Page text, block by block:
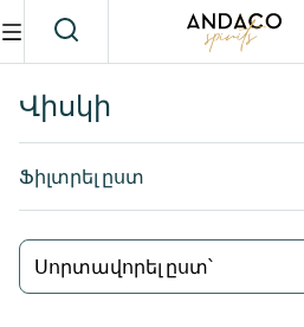
Վիսկի
Ֆիլտրել ըստ
Սորտավորել ըստ՝